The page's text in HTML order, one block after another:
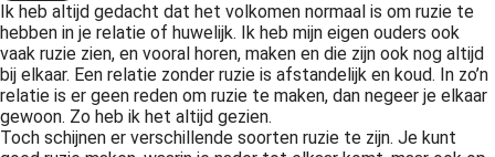
Ik heb altijd gedacht dat het volkomen normaal is om ruzie te
hebben in je relatie of huwelijk. Ik heb mijn eigen ouders ook
vaak ruzie zien, en vooral horen, maken en die zijn ook nog altijd
bij elkaar. Een relatie zonder ruzie is afstandelijk en koud. In zo’n
relatie is er geen reden om ruzie te maken, dan negeer je elkaar
gewoon. Zo heb ik het altijd gezien.
Toch schijnen er verschillende soorten ruzie te zijn. Je kunt